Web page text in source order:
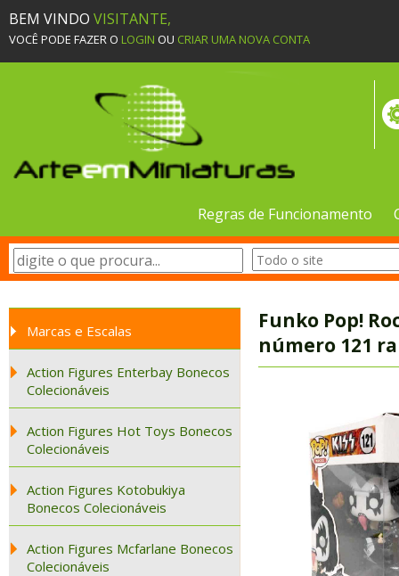
BEM VINDO VISITANTE,
VOCÊ PODE FAZER O LOGIN OU CRIAR UMA NOVA CONTA
Regras de Funcionamento
Marcas e Escalas
Action Figures Enterbay Bonecos
Colecionáveis
Action Figures Hot Toys Bonecos
Colecionáveis
Action Figures Kotobukiya
Bonecos Colecionáveis
Action Figures Mcfarlane Bonecos
Colecionáveis
Funko Pop!
número 121